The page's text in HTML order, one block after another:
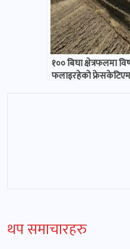
१०० बिघा क्षेत्रफलमा
फलाइरहेको फ्रेसकेटिएम
थप समाचारहरु